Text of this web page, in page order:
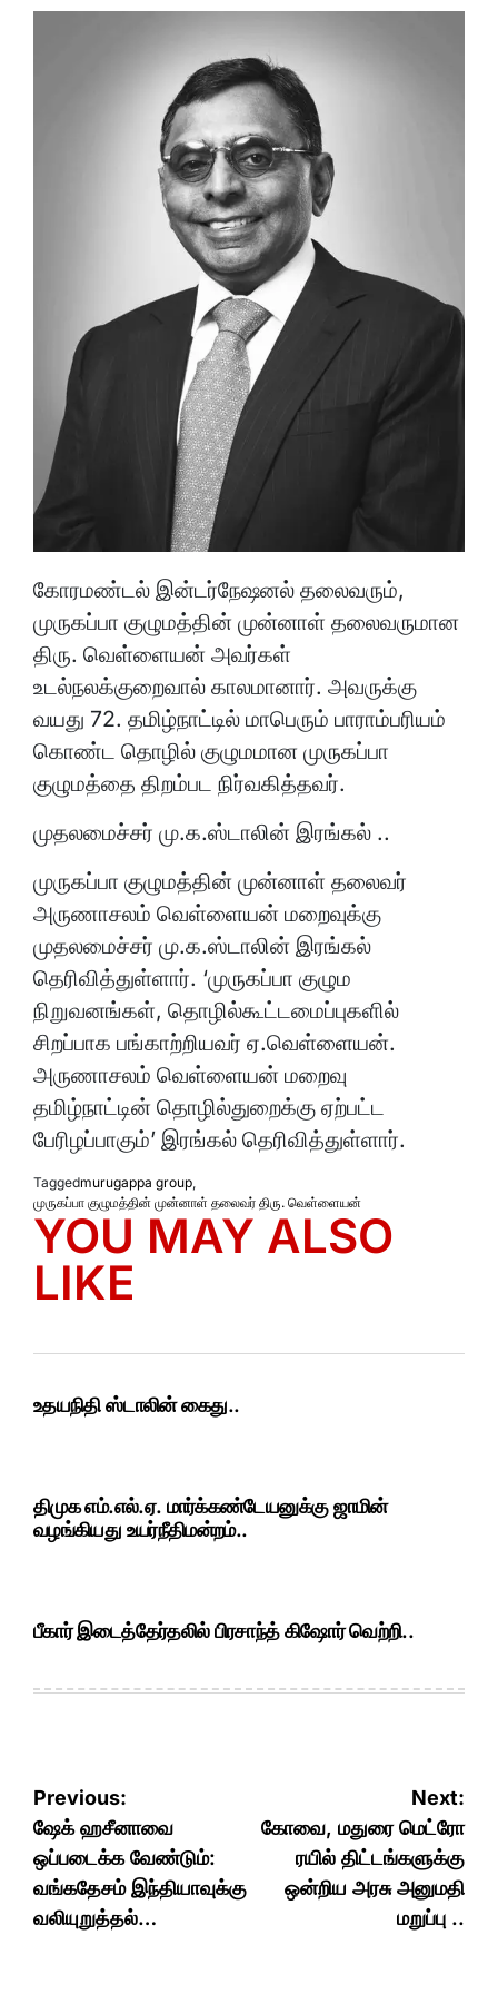
கோரமண்டல் இன்டர்நேஷனல் தலைவரும்,
முருகப்பா குழுமத்தின் முன்னாள் தலைவருமான
திரு. வெள்ளையன் அவர்கள்
உடல்நலக்குறைவால் காலமானார். அவருக்கு
வயது 72. தமிழ்நாட்டில் மாபெரும் பாராம்பரியம்
கொண்ட தொழில் குழுமமான முருகப்பா
குழுமத்தை திறம்பட நிர்வகித்தவர்.
முதலமைச்சர் மு.க.ஸ்டாலின் இரங்கல் ..
முருகப்பா குழுமத்தின் முன்னாள் தலைவர்
அருணாசலம் வெள்ளையன் மறைவுக்கு
முதலமைச்சர் மு.க.ஸ்டாலின் இரங்கல்
தெரிவித்துள்ளார். ‘முருகப்பா குழும
நிறுவனங்கள், தொழில்கூட்டமைப்புகளில்
சிறப்பாக பங்காற்றியவர் ஏ.வெள்ளையன்.
அருணாசலம் வெள்ளையன் மறைவு
தமிழ்நாட்டின் தொழில்துறைக்கு ஏற்பட்ட
பேரிழப்பாகும்’ இரங்கல் தெரிவித்துள்ளார்.
Taggedmurugappa group
முருகப்பா குழுமத்தின் முன்னாள் தலைவர் திரு. வெள்ளையன்
YOU MAY ALSO
LIKE
உதயநிதி ஸ்டாலின் கைது..
திமுக எம்.எல்.ஏ. மார்க்கண்டேயனுக்கு ஜாமின்
வழங்கியது உயர்நீதிமன்றம்..
பீகார் இடைத்தேர்தலில் பிரசாந்த் கிஷோர் வெற்றி..
Post
navigation
Previous:
ஷேக் ஹசீனாவை
ஒப்படைக்க வேண்டும்:
வங்கதேசம் இந்தியாவுக்கு
வலியுறுத்தல்…
Next:
கோவை, மதுரை மெட்ரோ
ரயில் திட்டங்களுக்கு
ஒன்றிய அரசு அனுமதி
மறுப்பு ..